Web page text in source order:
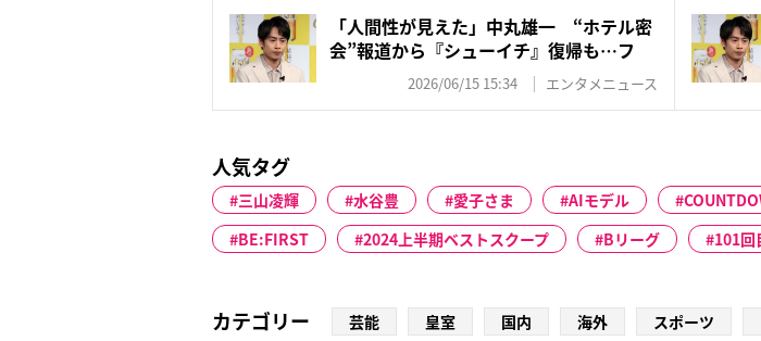
「人間性が見えた」中丸雄一 “ホテル密
会”報道から『シューイチ』復帰も…フ
2026/06/15 15:34 エンタメニュース
人気タグ
三山凌輝 水谷豊 愛子さま AIモデル
BE:FIRST
2024上半期ベストスクープ Bリーグ 101回
カテゴリー 芸能 皇室 国内 海外 スポーツ